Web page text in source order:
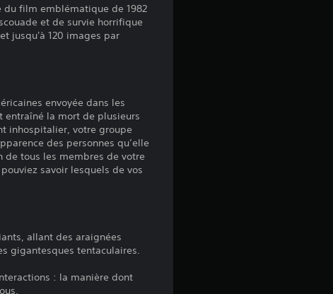
film emblématique de 1982
et de survie horrifique
jusqu'à 120 images par
envoyée dans les
entraîné la mort de plusieurs
inhospitalier, votre groupe
des personnes qu’elle
de tous les membres de votre
savoir lesquels de vos
allant des araignées
gigantesques tentaculaires.
: la manière dont